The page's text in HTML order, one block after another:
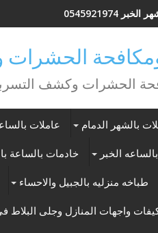
الحشرات
الحشرات وكشف
بالشهر الدمام عاملات
الخبر خادمات بالساعة
طباخه منزليه بالجبيل والاحساء
واجهات المنازل وجلى البلاط